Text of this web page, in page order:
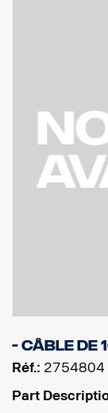
- Câble de
Réf.: 2754804
Part